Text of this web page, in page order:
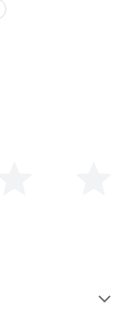
expand_more